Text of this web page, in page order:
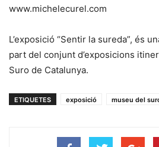
www.michelecurel.com
L’exposició “Sentir la sureda”, és
part del conjunt d’exposicions
Suro de Catalunya.
ETIQUETES exposició museu del